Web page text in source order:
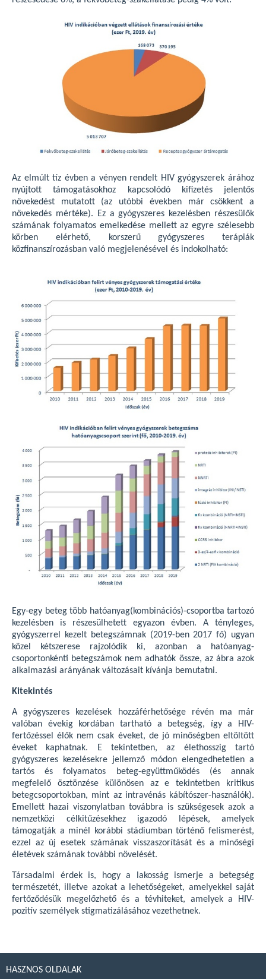
Az elmúlt tíz évben a vényen rendelt HIV gyógyszerek árához
nyújtott támogatásokhoz kapcsolódó kifizetés jelentős
növekedést mutatott (az utóbbi években már csökkent a
növekedés mértéke). Ez a gyógyszeres kezelésben részesülők
számának folyamatos emelkedése mellett az egyre szélesebb
körben elérhető, korszerű gyógyszeres terápiák
közfinanszírozásban való megjelenésével és indokolható:
Egy-egy beteg több hatóanyag(kombinációs)-csoportba tartozó
kezelésben is részesülhetett egyazon évben. A tényleges,
gyógyszerrel kezelt betegszámnak (2019-ben 2017 fő) ugyan
közel kétszerese rajzolódik ki, azonban a hatóanyag-
csoportonkénti betegszámok nem adhatók össze, az ábra azok
alkalmazási arányának változásait kívánja bemutatni.
Kitekintés
A gyógyszeres kezelések hozzáférhetősége révén ma már
valóban évekig kordában tartható a betegség, így a HIV-
fertőzéssel élők nem csak éveket, de jó minőségben eltöltött
éveket kaphatnak. E tekintetben, az élethosszig tartó
gyógyszeres kezelésekre jellemző módon elengedhetetlen a
tartós és folyamatos beteg-együttműködés (és annak
megfelelő ösztönzése különösen az e tekintetben kritikus
betegcsoportokban, mint az intravénás kábítószer-használók).
Emellett hazai viszonylatban továbbra is szükségesek azok a
nemzetközi célkitűzésekhez igazodó lépések, amelyek
támogatják a minél korábbi stádiumban történő felismerést,
ezzel az új esetek számának visszaszorítását és a minőségi
életévek számának további növelését.
Társadalmi érdek is, hogy a lakosság ismerje a betegség
természetét, illetve azokat a lehetőségeket, amelyekkel saját
fertőződésük megelőzhető és a tévhiteket, amelyek a HIV-
pozitív személyek stigmatizálásához vezethetnek.
HASZNOS OLDALAK